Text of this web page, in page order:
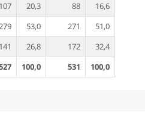
107 20,3 88
16,6
53,0 271
51,0
141 26,8 172
32,4
100,0 531
100,0